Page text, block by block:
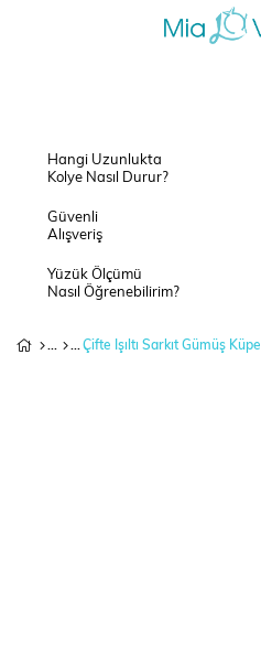
Hangi Uzunlukta
Kolye Nasıl Durur?
Güvenli
Alışveriş
Yüzük Ölçümü
Nasıl Öğrenebilirim?
Çifte Işıltı Sarkıt Gümüş Küpe